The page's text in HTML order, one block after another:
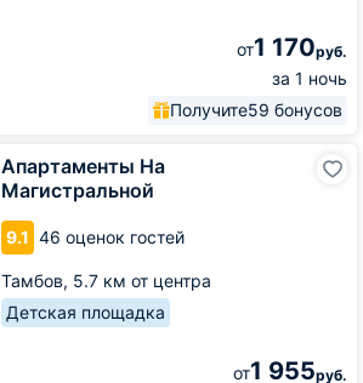
от1 170руб.
за 1 ночь
Получите59 бонусов
Апартаменты На
Магистральной
9.1 46 оценок гостей
Тамбов, 5.7 км от центра
Детская площадка
от1 955руб.